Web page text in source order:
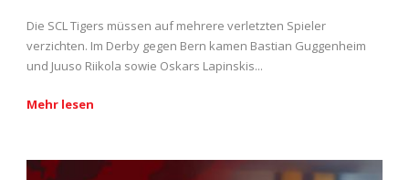
Die SCL Tigers müssen auf mehrere verletzten Spieler
verzichten. Im Derby gegen Bern kamen Bastian Guggenheim
und Juuso Riikola sowie Oskars Lapinskis...
Mehr lesen